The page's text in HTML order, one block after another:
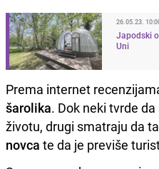
26.05.23.
Japodski
Uni
Prema internet
šarolika. Dok neki tvrde
životu, drugi smatraju da
novca te da je previše